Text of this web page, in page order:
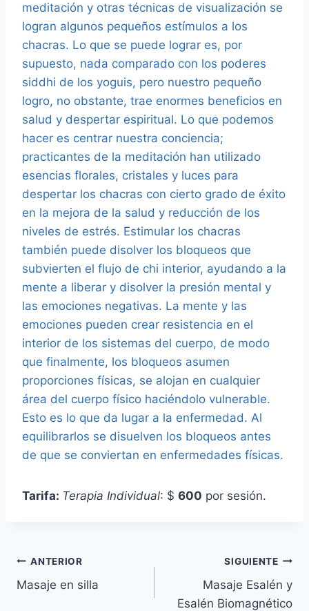
meditación y otras técnicas de visualización se
logran algunos pequeños estímulos a los
chacras. Lo que se puede lograr es, por
supuesto, nada comparado con los poderes
siddhi de los yoguis, pero nuestro pequeño
logro, no obstante, trae enormes beneficios en
salud y despertar espiritual. Lo que podemos
hacer es centrar nuestra conciencia;
practicantes de la meditación han utilizado
esencias florales, cristales y luces para
despertar los chacras con cierto grado de éxito
en la mejora de la salud y reducción de los
niveles de estrés. Estimular los chacras
también puede disolver los bloqueos que
subvierten el flujo de chi interior, ayudando a la
mente a liberar y disolver la presión mental y
las emociones negativas. La mente y las
emociones pueden crear resistencia en el
interior de los sistemas del cuerpo, de modo
que finalmente, los bloqueos asumen
proporciones físicas, se alojan en cualquier
área del cuerpo físico haciéndolo vulnerable.
Esto es lo que da lugar a la enfermedad. Al
equilibrarlos se disuelven los bloqueos antes
de que se conviertan en enfermedades físicas.
Tarifa: Terapia Individual: $ 600 por sesión.
Navegación
de
ANTERIOR
Masaje en silla
SIGUIENTE
Masaje Esalén y
Esalén Biomagnético